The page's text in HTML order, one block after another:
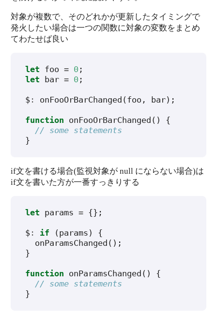
対象が複数で、そのどれかが更新したタイミングで
発火したい場合は一つの関数に対象の変数をまとめ
てわたせば良い
let foo = 0 ;
let
bar = 0 ;
$ : onFooOrBarChanged (foo , bar);
function onFooOrBarChanged ()
{
// some statements
}
if文を書ける場合(監視対象が null にならない場合)は
if文を書いた方が一番すっきりする
let params = {};
$ : if (params )
{
onParamsChanged ();
}
function onParamsChanged ()
{
// some statements
}